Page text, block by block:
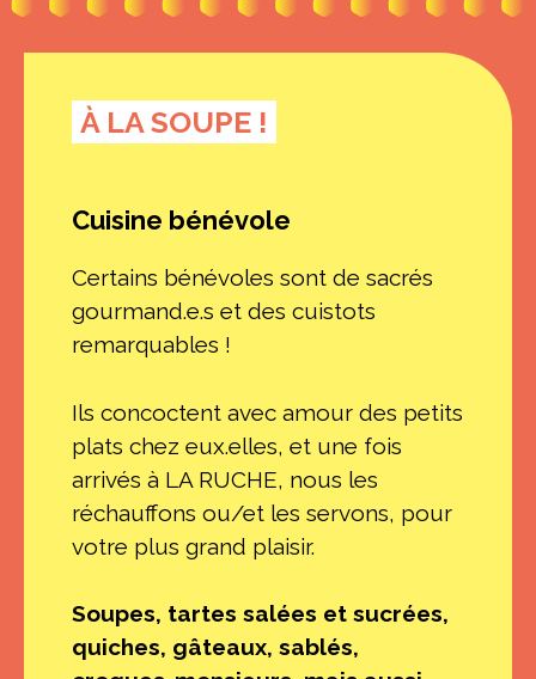
À LA SOUPE !
Cuisine bénévole
Certains bénévoles sont de sacrés
gourmand.e.s et des cuistots
remarquables !
Ils concoctent avec amour des petits
plats chez eux.elles, et une fois
arrivés à LA RUCHE, nous les
réchauffons ou/et les servons, pour
votre plus grand plaisir.
Soupes, tartes salées et sucrées,
quiches, gâteaux, sablés,